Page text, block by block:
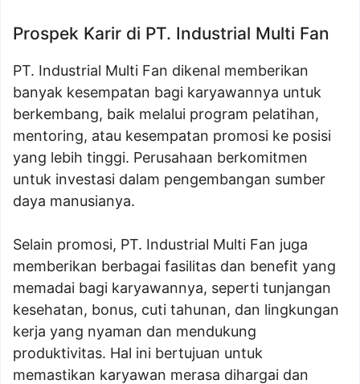
Prospek Karir di PT. Industrial Multi Fan
PT. Industrial Multi Fan dikenal memberikan
banyak kesempatan bagi karyawannya untuk
berkembang, baik melalui program pelatihan,
mentoring, atau kesempatan promosi ke posisi
yang lebih tinggi. Perusahaan berkomitmen
untuk investasi dalam pengembangan sumber
daya manusianya.
Selain promosi, PT. Industrial Multi Fan juga
memberikan berbagai fasilitas dan benefit yang
memadai bagi karyawannya, seperti tunjangan
kesehatan, bonus, cuti tahunan, dan lingkungan
kerja yang nyaman dan mendukung
produktivitas. Hal ini bertujuan untuk
memastikan karyawan merasa dihargai dan